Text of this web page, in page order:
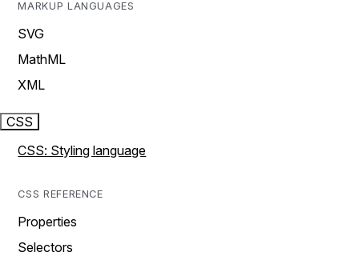
MARKUP LANGUAGES
SVG
MathML
XML
CSS
CSS: Styling language
CSS REFERENCE
Properties
Selectors